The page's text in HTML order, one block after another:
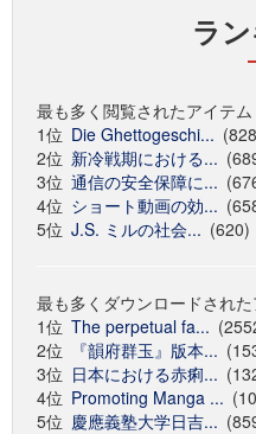
ラ
最も多く閲覧されたアイテム
1位 Die Ghettogeschi...
2位 新冷戦期における...
3位 通信の安全保障に...
4位 ショート動画の効...
5位 J.S. ミルの社会... (620)
最も多くダウンロードされ
1位 The perpetual fa...
2位
『韻府群玉』版本...
3位 日本における赤痢...
4位 Promoting Manga ...
5位 慶應義塾大学日吉...